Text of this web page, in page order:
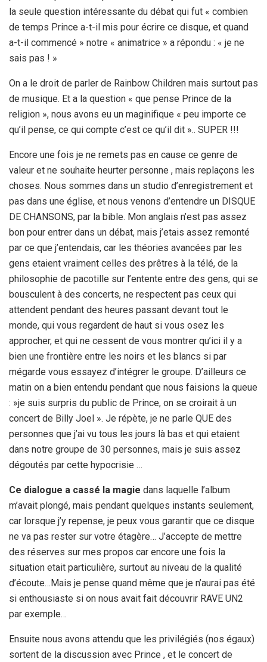
la seule question intéressante du débat qui fut « combien
de temps Prince a-t-il mis pour écrire ce disque, et quand
a-t-il commencé » notre « animatrice » a répondu : « je ne
sais pas ! »
On a le droit de parler de Rainbow Children mais surtout pas
de musique. Et a la question « que pense Prince de la
religion », nous avons eu un maginifique « peu importe ce
qu’il pense, ce qui compte c’est ce qu’il dit ».. SUPER !!!
Encore une fois je ne remets pas en cause ce genre de
valeur et ne souhaite heurter personne , mais replaçons les
choses. Nous sommes dans un studio d’enregistrement et
pas dans une église, et nous venons d’entendre un DISQUE
DE CHANSONS, par la bible. Mon anglais n’est pas assez
bon pour entrer dans un débat, mais j’etais assez remonté
par ce que j’entendais, car les théories avancées par les
gens etaient vraiment celles des prêtres à la télé, de la
philosophie de pacotille sur l’entente entre des gens, qui se
bousculent à des concerts, ne respectent pas ceux qui
attendent pendant des heures passant devant tout le
monde, qui vous regardent de haut si vous osez les
approcher, et qui ne cessent de vous montrer qu’ici il y a
bien une frontière entre les noirs et les blancs si par
mégarde vous essayez d’intégrer le groupe. D’ailleurs ce
matin on a bien entendu pendant que nous faisions la queue
: »je suis surpris du public de Prince, on se croirait à un
concert de Billy Joel ». Je répète, je ne parle QUE des
personnes que j’ai vu tous les jours là bas et qui etaient
dans notre groupe de 30 personnes, mais je suis assez
dégoutés par cette hypocrisie …
Ce dialogue a cassé la magie dans laquelle l’album
m’avait plongé, mais pendant quelques instants seulement,
car lorsque j’y repense, je peux vous garantir que ce disque
ne va pas rester sur votre étagère… J’accepte de mettre
des réserves sur mes propos car encore une fois la
situation etait particulière, surtout au niveau de la qualité
d’écoute…Mais je pense quand même que je n’aurai pas été
si enthousiaste si on nous avait fait découvrir RAVE UN2
par exemple…
Ensuite nous avons attendu que les privilégiés (nos égaux)
sortent de la discussion avec Prince , et le concert de